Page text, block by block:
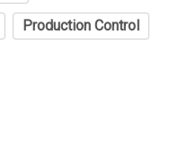
Production Control